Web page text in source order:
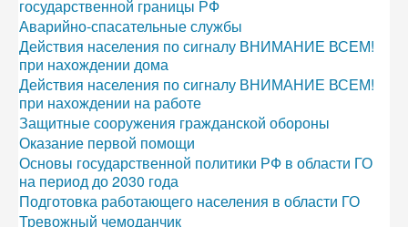
государственной границы РФ
Аварийно-спасательные службы
Действия населения по сигналу ВНИМАНИЕ ВСЕМ!
при нахождении дома
Действия населения по сигналу ВНИМАНИЕ ВСЕМ!
при нахождении на работе
Защитные сооружения гражданской обороны
Оказание первой помощи
Основы государственной политики РФ в области ГО
на период до 2030 года
Подготовка работающего населения в области ГО
Тревожный чемоданчик